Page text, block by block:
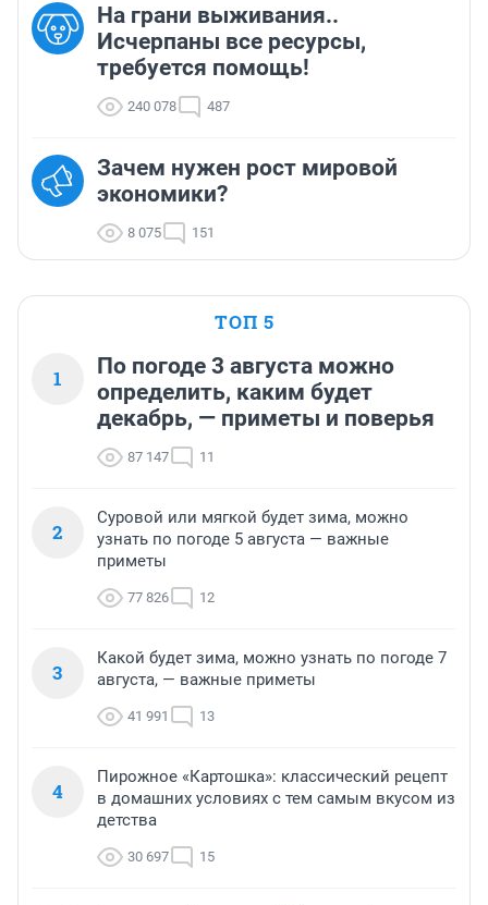
На грани выживания..
Исчерпаны все ресурсы,
требуется помощь!
240 078 487
Зачем нужен рост мировой
экономики?
8 075 151
ТОП 5
1
По погоде 3 августа можно
определить, каким будет
декабрь, — приметы и поверья
87 147 11
2
Суровой или мягкой будет зима, можно
узнать по погоде 5 августа — важные
приметы
77 826 12
3
Какой будет зима, можно узнать по погоде 7
августа, — важные приметы
41 991 13
4
Пирожное «Картошка»: классический рецепт
в домашних условиях с тем самым вкусом из
детства
30 697 15